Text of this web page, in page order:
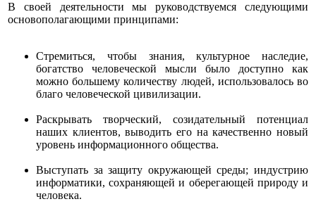
В своей деятельности мы руководствуемся следующими
основополагающими принципами:
Стремиться, чтобы знания, культурное наследие,
богатство человеческой мысли было доступно как
можно большему количеству людей, использовалось во
благо человеческой цивилизации.
Раскрывать творческий, созидательный потенциал
наших клиентов, выводить его на качественно новый
уровень информационного общества.
Выступать за защиту окружающей среды; индустрию
информатики, сохраняющей и оберегающей природу и
человека.